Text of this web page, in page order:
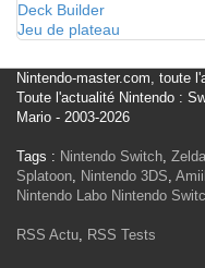
Deck Builder
Jeu de plateau
Nintendo-master.com, toute
Toute l'actualité Nintendo :
Mario - 2003-2026
Tags : Nintendo Switch, Zelda
Splatoon, Nintendo 3DS,
Nintendo Labo Nintendo
RSS Actu, RSS Tests